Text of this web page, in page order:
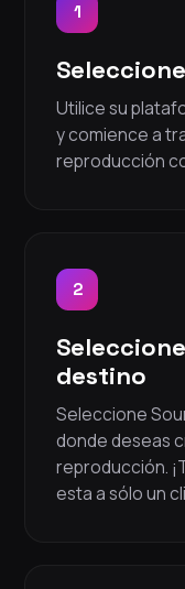
1
Utilice su
y comience a
reproducción
2
destino
Seleccione
donde deseas
reproducción.
esta a sólo un